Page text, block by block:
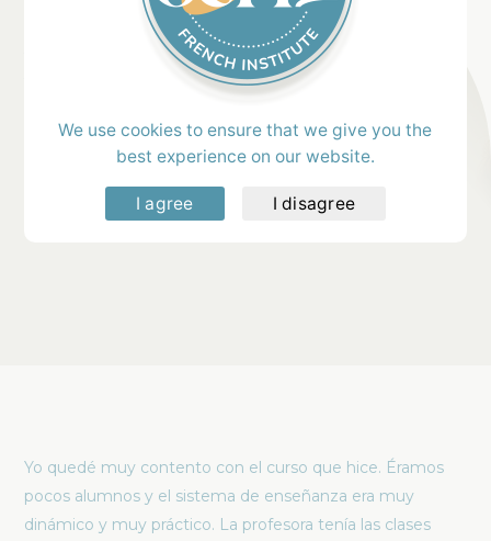
Our News
Rodrigo , July
Yo quedé muy contento con el curso que hice. Éramos
pocos alumnos y el sistema de enseñanza era muy
dinámico y muy práctico. La profesora tenía las clases
We use cookies to ensure that we give you the
best experience on our website.
I agree I disagree